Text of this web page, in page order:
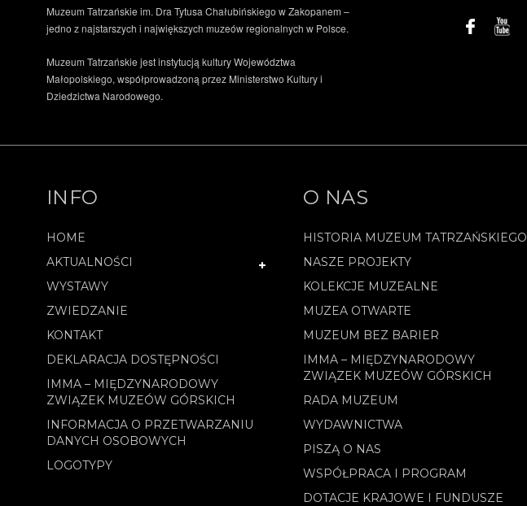
Muzeum Tatrzańskie im. Dra Tytusa Chałubińskiego w Zakopanem –
jedno z najstarszych i największych muzeów regionalnych w Polsce.
Muzeum Tatrzańskie jest instytucją kultury Województwa
Małopolskiego, współprowadzoną przez Ministerstwo Kultury i
Dziedzictwa Narodowego.
INFO
HOME
AKTUALNOŚCI
WYSTAWY
ZWIEDZANIE
KONTAKT
DEKLARACJA DOSTĘPNOŚCI
IMMA – MIĘDZYNARODOWY
ZWIĄZEK MUZEÓW GÓRSKICH
INFORMACJA O PRZETWARZANIU
DANYCH OSOBOWYCH
LOGOTYPY
O NAS
HISTORIA MUZEUM TATRZAŃSKIEGO
NASZE PROJEKTY
KOLEKCJE MUZEALNE
MUZEA OTWARTE
MUZEUM BEZ BARIER
IMMA – MIĘDZYNARODOWY
ZWIĄZEK MUZEÓW GÓRSKICH
RADA MUZEUM
WYDAWNICTWA
PISZĄ O NAS
WSPÓŁPRACA I PROGRAM
DOTACJE KRAJOWE I FUNDUSZE